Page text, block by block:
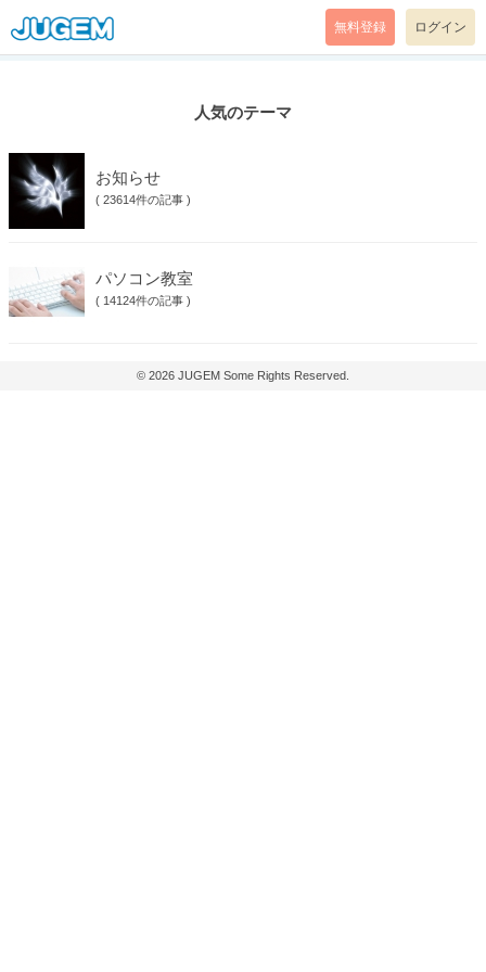
無料登録 ログイン
人気のテーマ
お知らせ
( 23614件の記事 )
パソコン教室
( 14124件の記事 )
© 2026 JUGEM Some Rights Reserved.